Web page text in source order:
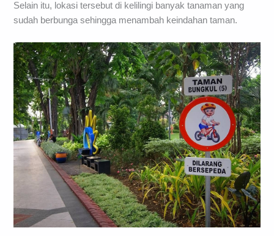
Selain itu, lokasi tersebut di kelilingi banyak tanaman yang
sudah berbunga sehingga menambah keindahan taman.